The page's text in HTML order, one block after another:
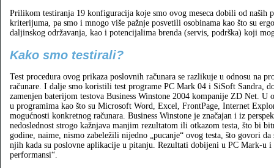
Prilikom testiranja 19 konfiguracija koje smo ovog meseca dobili od naših
kriterijuma, pa smo i mnogo više pažnje posvetili osobinama kao što su
daljinskog održavanja, kao i potencijalima brenda (servis, podrška) koji
Kako smo testirali?
Test procedura ovog prikaza poslovnih računara se razlikuje u odnosu na
računare. I dalje smo koristili test programe PC Mark 04 i SiSoft Sandra,
zamenjen baterijom testova Business Winstone 2004 kompanije ZD Net. U
u programima kao što su Microsoft Word, Excel, FrontPage, Internet
mogućnosti konkretnog računara. Business Winstone je značajan i iz
nedoslednost strogo kažnjava manjim rezultatom ili otkazom testa, što bi
godine, naime, nismo zabeležili nijedno „pucanje“ ovog testa, što govori
njih kada su poslovne aplikacije u pitanju. Rezultati dobijeni u PC Mark-u
performansi“.